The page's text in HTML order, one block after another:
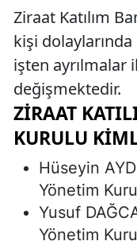
Ziraat Katılım
kişi
işten ayrılmalar
değişmektedir.
ZIRAAT
KURULU
Hüseyin
Yönetim
Yusuf
Yönetim